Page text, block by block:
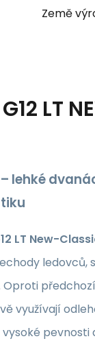
Země
LT
– lehké
LT New-
ledovců,
využívají
pevnosti